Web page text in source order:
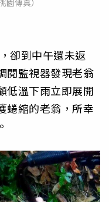
傳真）
卻到中午還未返
閱監視器發現老翁
低溫下雨立即展開
蜷縮的老翁，所幸